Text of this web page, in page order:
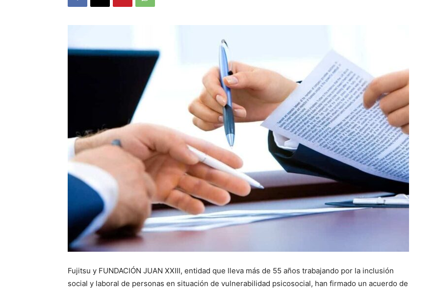
Fujitsu y FUNDACIÓN JUAN XXIII, entidad que lleva más de 55 años trabajando por la inclusión
social y laboral de personas en situación de vulnerabilidad psicosocial, han firmado un acuerdo de